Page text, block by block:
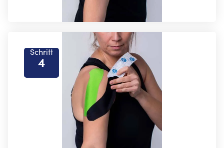
Schritt
4